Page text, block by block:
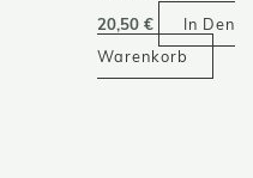
20,50€
In Den
Warenkorb